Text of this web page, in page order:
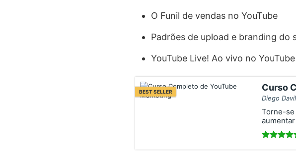
O Funil de vendas no YouTube
Padrões de upload e branding do
YouTube Live! Ao vivo no YouTube
BEST SELLER Curso
Diego
Torne-se